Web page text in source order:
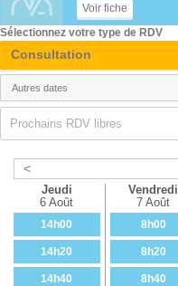
Voir fiche
<
Jeudi
6 Août
14h00
14h20
14h40
Vendredi
7 Août
8h00
8h20
8h40
Sélectionnez votre type de RDV
Consultation
Prochains RDV libres